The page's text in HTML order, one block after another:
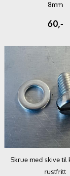
8mm
60,-
Skrue med skive til
rustfritt